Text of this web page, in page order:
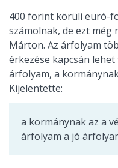
400 forint körüli euró-
számolnak, de ezt
Márton. Az árfolyam
érkezése kapcsán
árfolyam, a
Kijelentette:
a kormánynak az a
árfolyam a jó